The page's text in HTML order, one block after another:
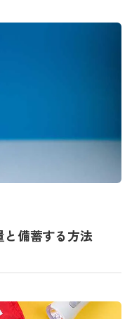
備蓄する方法